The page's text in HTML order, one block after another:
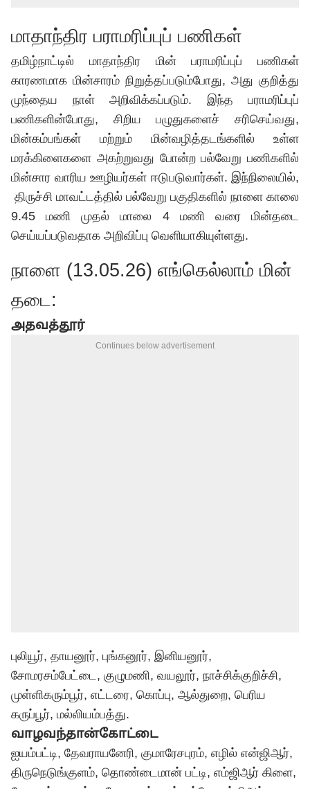
மாதாந்திர பராமரிப்புப் பணிகள்
தமிழ்நாட்டில் மாதாந்திர மின் பராமரிப்புப் பணிகள்
காரணமாக மின்சாரம் நிறுத்தப்படும்போது, அது குறித்து
முந்தைய நாள் அறிவிக்கப்படும். இந்த பராமரிப்புப்
பணிகளின்போது, சிறிய பழுதுகளைச் சரிசெய்வது,
மின்கம்பங்கள் மற்றும் மின்வழித்தடங்களில் உள்ள
மரக்கிளைகளை அகற்றுவது போன்ற பல்வேறு பணிகளில்
மின்சார வாரிய ஊழியர்கள் ஈடுபடுவார்கள். இந்நிலையில்,
திருச்சி மாவட்டத்தில் பல்வேறு பகுதிகளில் நாளை காலை
9.45 மணி முதல் மாலை 4 மணி வரை மின்தடை
செய்யப்படுவதாக அறிவிப்பு வெளியாகியுள்ளது.
நாளை (13.05.26) எங்கெல்லாம் மின்
தடை:
அதவத்தூர்
Continues below advertisement
புலியூர், தாயனூர், புங்கனூர், இனியனூர்,
சோமரசம்பேட்டை, குழுமணி, வயலூர், நாச்சிக்குறிச்சி,
முள்ளிகரும்பூர், எட்டரை, கொப்பு, ஆல்துறை, பெரிய
கருப்பூர், மல்லியம்பத்து.
வாழவந்தான்கோட்டை
ஐயம்பட்டி, தேவராயனேரி, குமாரேசபுரம், எழில் என்ஜிஆர்,
திருநெடுங்குளம், தொண்டைமான் பட்டி, எம்ஜிஆர் கிளை,